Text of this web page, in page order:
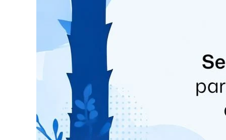
e uma van para transporte de pacientes.
O deputado estadual Evandro Araújo garantiu
Dilceu Sperafico assegurou um caminhão
Wandscheer destinou uma van para transporte
Além dessas conquistas, o município já havia
deputado estadual Hussein Bakri, que está
A nova frota vai reforçar serviços essenciais
vão ampliar a capacidade de transporte de